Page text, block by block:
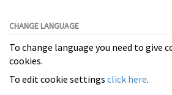
CHANGE LANGUAGE
To change language you need to give
cookies.
To edit cookie settings click here.